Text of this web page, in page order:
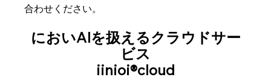
合わせください。
においAIを扱えるクラウドサー
ビス
iinioi®cloud